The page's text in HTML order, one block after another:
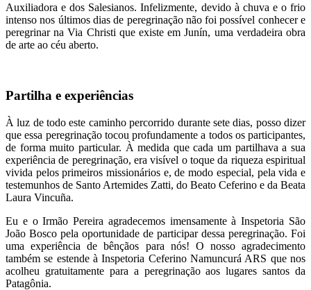
Auxiliadora e dos Salesianos. Infelizmente, devido à chuva e o frio
intenso nos últimos dias de peregrinação não foi possível conhecer e
peregrinar na Via Christi que existe em Junín, uma verdadeira obra
de arte ao céu aberto.
Partilha e experiências
À luz de todo este caminho percorrido durante sete dias, posso dizer
que essa peregrinação tocou profundamente a todos os participantes,
de forma muito particular. À medida que cada um partilhava a sua
experiência de peregrinação, era visível o toque da riqueza espiritual
vivida pelos primeiros missionários e, de modo especial, pela vida e
testemunhos de Santo Artemides Zatti, do Beato Ceferino e da Beata
Laura Vincuña.
Eu e o Irmão Pereira agradecemos imensamente à Inspetoria São
João Bosco pela oportunidade de participar dessa peregrinação. Foi
uma experiência de bênçãos para nós! O nosso agradecimento
também se estende à Inspetoria Ceferino Namuncurá ARS que nos
acolheu gratuitamente para a peregrinação aos lugares santos da
Patagônia.